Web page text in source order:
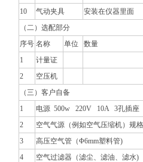
10
气动夹具
安装在仪器里面
（二）选配部分
序号 名称 单位
数量
1
计量证
2
空压机
（三）客户自备
1
电源 500w 220V 10A 3孔插座
2
空气气源（例如空气压缩机）规
3
高压空气管（Φ6mm塑料管)
4
空气过滤器（滤尘、滤油、滤水)